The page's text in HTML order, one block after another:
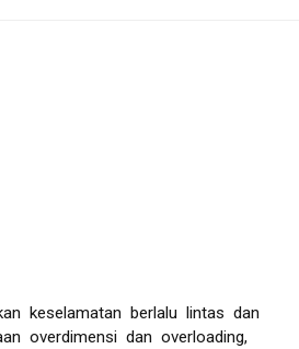
keselamatan berlalu lintas dan
overdimensi dan overloading,